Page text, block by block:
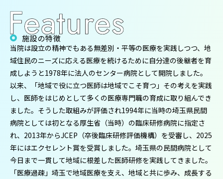
施設の特徴
当院は設立の精神でもある無差別・平等の医療を実践しつつ、地
域住民のニーズに応える医療を続けるために自分達の後継者を育
成しようと1978年に法人のセンター病院として開院しました。
以来、「地域で役に立つ医師は地域でこそ育つ」その考えを実践
し、医師をはじめとして多くの医療専門職の育成に取り組んでき
ました。そうした取組みが評価され1994年に当時の埼玉県民間
病院としては初となる厚生省（当時）の臨床研修病院に指定さ
れ、2013年からJCEP（卒後臨床研修評価機構）を受審し、2025
年にはエクセレント賞を受賞しました。埼玉県の民間病院として
今日まで一貫して地域に根差した医師研修を実践してきました。
「医療過疎」埼玉で地域医療を支え、地域と共に歩み、成長する